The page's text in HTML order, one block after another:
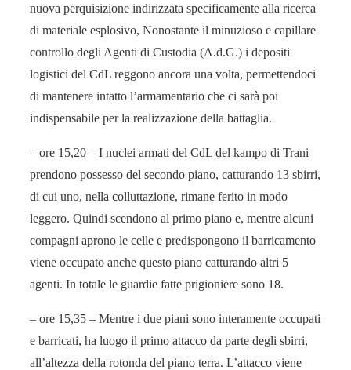
nuova perquisizione indirizzata specificamente alla ricerca
di materiale esplosivo, Nonostante il minuzioso e capillare
controllo degli Agenti di Custodia (A.d.G.) i depositi
logistici del CdL reggono ancora una volta, permettendoci
di mantenere intatto l’armamentario che ci sarà poi
indispensabile per la realizzazione della battaglia.
– ore 15,20 – I nuclei armati del CdL del kampo di Trani
prendono possesso del secondo piano, catturando 13 sbirri,
di cui uno, nella colluttazione, rimane ferito in modo
leggero. Quindi scendono al primo piano e, mentre alcuni
compagni aprono le celle e predispongono il barricamento
viene occupato anche questo piano catturando altri 5
agenti. In totale le guardie fatte prigioniere sono 18.
– ore 15,35 – Mentre i due piani sono interamente occupati
e barricati, ha luogo il primo attacco da parte degli sbirri,
all’altezza della rotonda del piano terra. L’attacco viene